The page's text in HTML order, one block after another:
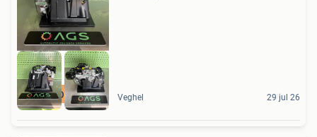
Nieuw Origineel Veghel 29 jul 26